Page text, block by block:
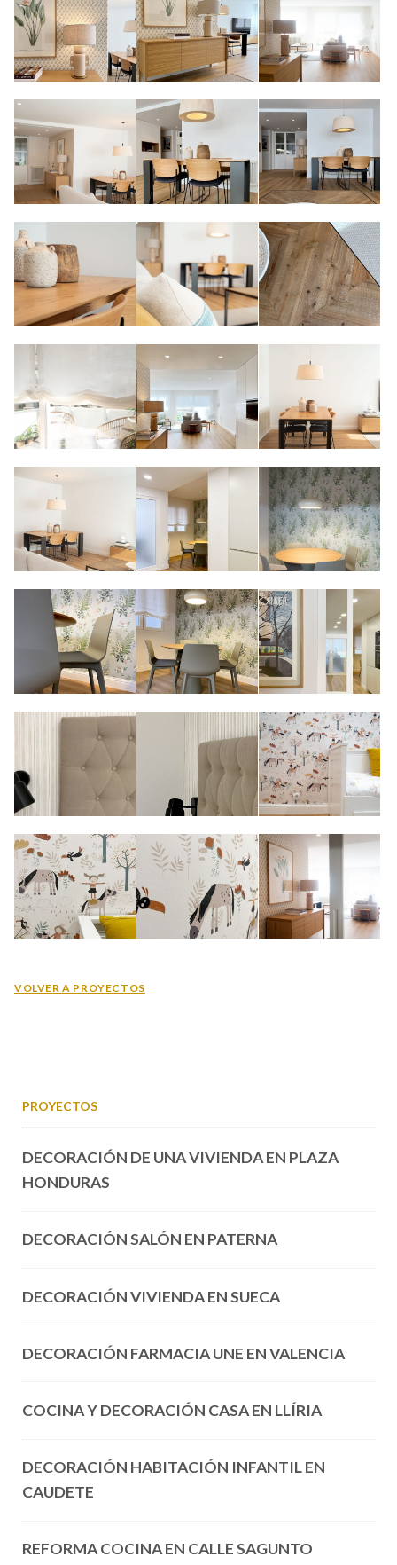
VOLVER A PROYECTOS
PROYECTOS
DECORACIÓN DE UNA VIVIENDA EN PLAZA
HONDURAS
DECORACIÓN SALÓN EN PATERNA
DECORACIÓN VIVIENDA EN SUECA
DECORACIÓN FARMACIA UNE EN VALENCIA
COCINA Y DECORACIÓN CASA EN LLÍRIA
DECORACIÓN HABITACIÓN INFANTIL EN
CAUDETE
REFORMA COCINA EN CALLE SAGUNTO